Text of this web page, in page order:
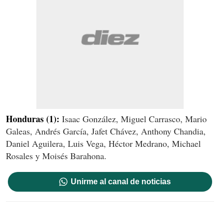
Honduras (1): Isaac González, Miguel Carrasco, Mario
Galeas, Andrés García, Jafet Chávez, Anthony Chandia,
Daniel Aguilera, Luis Vega, Héctor Medrano, Michael
Rosales y Moisés Barahona.
Unirme al canal de noticias